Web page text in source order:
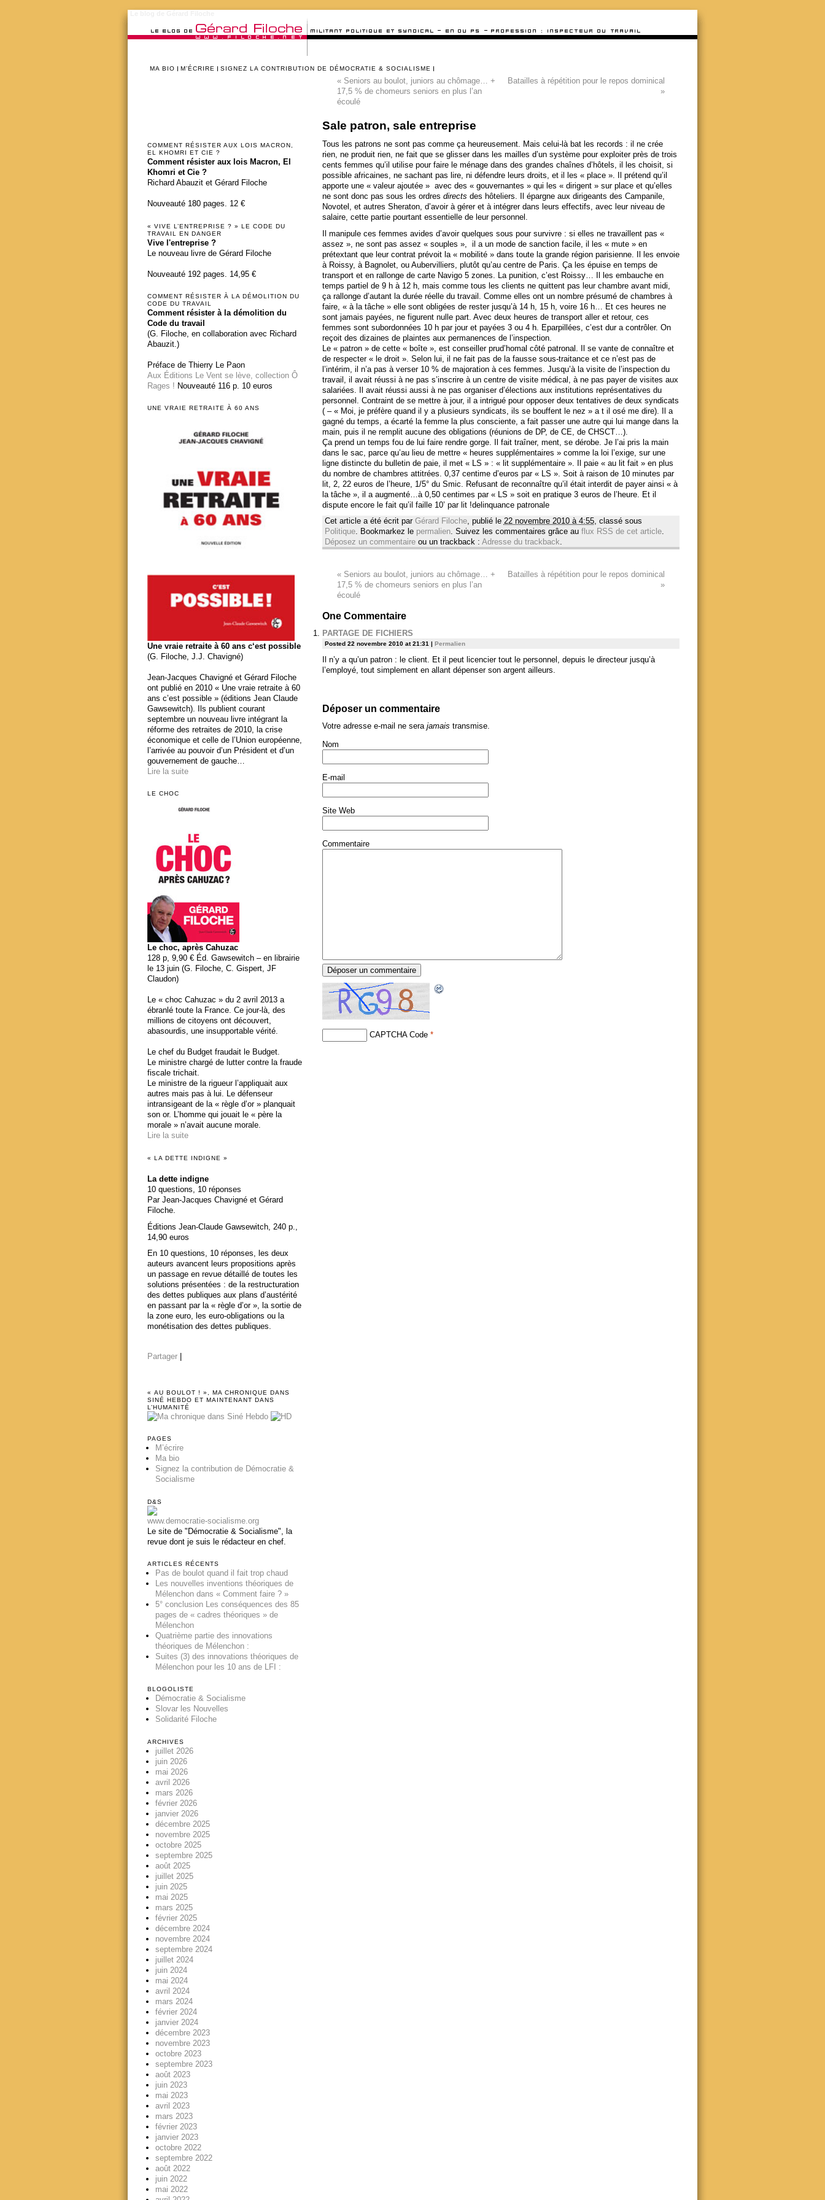
MA BIO M’ÉCRIRE SIGNEZ LA CONTRIBUTION DE DÉMOCRATIE & SOCIALISME
«Seniors au boulot, juniors au chômage… +
17,5 % de chomeurs seniors en plus l’an
écoulé
Batailles à répétition pour le repos dominical
»
Sale patron, sale entreprise
Tous les patrons ne sont pas comme ça heureusement. Mais celui-là bat les records : il ne crée
rien, ne produit rien, ne fait que se glisser dans les mailles d’un système pour exploiter près de trois
cents femmes qu’il utilise pour faire le ménage dans des grandes chaînes d’hôtels, il les choisit, si
possible africaines, ne sachant pas lire, ni défendre leurs droits, et il les « place ». Il prétend qu’il
apporte une « valeur ajoutée » avec des « gouvernantes » qui les « dirigent » sur place et qu’elles
ne sont donc pas sous les ordres directs des hôteliers. Il épargne aux dirigeants des Campanile,
Novotel, et autres Sheraton, d’avoir à gérer et à intégrer dans leurs effectifs, avec leur niveau de
salaire, cette partie pourtant essentielle de leur personnel.
Il manipule ces femmes avides d’avoir quelques sous pour survivre : si elles ne travaillent pas «
assez », ne sont pas assez « souples », il a un mode de sanction facile, il les « mute » en
prétextant que leur contrat prévoit la « mobilité » dans toute la grande région parisienne. Il les envoie
à Roissy, à Bagnolet, ou Aubervilliers, plutôt qu’au centre de Paris. Ça les épuise en temps de
transport et en rallonge de carte Navigo 5 zones. La punition, c’est Roissy… Il les embauche en
temps partiel de 9 h à 12 h, mais comme tous les clients ne quittent pas leur chambre avant midi,
ça rallonge d’autant la durée réelle du travail. Comme elles ont un nombre présumé de chambres à
faire, « à la tâche » elle sont obligées de rester jusqu’à 14 h, 15 h, voire 16 h… Et ces heures ne
sont jamais payées, ne figurent nulle part. Avec deux heures de transport aller et retour, ces
femmes sont subordonnées 10 h par jour et payées 3 ou 4 h. Eparpillées, c’est dur a contrôler. On
reçoit des dizaines de plaintes aux permanences de l’inspection.
Le « patron » de cette « boîte », est conseiller prud’homal côté patronal. Il se vante de connaître et
de respecter « le droit ». Selon lui, il ne fait pas de la fausse sous-traitance et ce n’est pas de
l’intérim, il n’a pas à verser 10 % de majoration à ces femmes. Jusqu’à la visite de l’inspection du
travail, il avait réussi à ne pas s’inscrire à un centre de visite médical, à ne pas payer de visites aux
salariées. Il avait réussi aussi à ne pas organiser d’élections aux institutions représentatives du
personnel. Contraint de se mettre à jour, il a intrigué pour opposer deux tentatives de deux syndicats
( – « Moi, je préfère quand il y a plusieurs syndicats, ils se bouffent le nez » a t il osé me dire). Il a
gagné du temps, a écarté la femme la plus consciente, a fait passer une autre qui lui mange dans la
main, puis il ne remplit aucune des obligations (réunions de DP, de CE, de CHSCT…).
Ça prend un temps fou de lui faire rendre gorge. Il fait traîner, ment, se dérobe. Je l’ai pris la main
dans le sac, parce qu’au lieu de mettre « heures supplémentaires » comme la loi l’exige, sur une
ligne distincte du bulletin de paie, il met « LS » : « lit supplémentaire ». Il paie « au lit fait » en plus
du nombre de chambres attitrées. 0,37 centime d’euros par « LS ». Soit à raison de 10 minutes par
lit, 2, 22 euros de l’heure, 1/5° du Smic. Refusant de reconnaître qu’il était interdit de payer ainsi « à
la tâche », il a augmenté…à 0,50 centimes par « LS » soit en pratique 3 euros de l’heure. Et il
dispute encore le fait qu’il faille 10’ par lit !delinquance patronale
Cet article a été écrit par Gérard Filoche, publié le 22 novembre 2010 à 4:55, classé sous
Politique. Bookmarkez le permalien. Suivez les commentaires grâce au flux RSS de cet article.
Déposez un commentaireou un trackback : Adresse du trackback.
«Seniors au boulot, juniors au chômage… +
17,5 % de chomeurs seniors en plus l’an
écoulé
Batailles à répétition pour le repos dominical
»
OneCommentaire
PARTAGE DE FICHIERS
Posted 22 novembre 2010 at 21:31 | Permalien
Il n’y a qu’un patron : le client. Et il peut licencier tout le personnel, depuis le directeur jusqu’à
l’employé, tout simplement en allant dépenser son argent ailleurs.
Déposer un commentaire
Votre adresse e-mail ne sera jamais transmise.
Nom
E-mail
Site Web
Commentaire
CAPTCHA Code*
COMMENT RÉSISTER AUX LOIS MACRON,
EL KHOMRI ET CIE ?
Comment résister aux lois Macron, El
Khomri et Cie ?
Richard Abauzit et Gérard Filoche
Nouveauté 180 pages. 12 €
« VIVE L’ENTREPRISE ? » LE CODE DU
TRAVAIL EN DANGER
Vive l'entreprise ?
Le nouveau livre de Gérard Filoche
Nouveauté 192 pages. 14,95 €
COMMENT RÉSISTER À LA DÉMOLITION DU
CODE DU TRAVAIL
Comment résister à la démolition du
Code du travail
(G. Filoche, en collaboration avec Richard
Abauzit.)
Préface de Thierry Le Paon
Aux Éditions Le Vent se lève, collection Ô
Rages ! Nouveauté 116 p. 10 euros
UNE VRAIE RETRAITE À 60 ANS
Une vraie retraite à 60 ans c‘est possible
(G. Filoche, J.J. Chavigné)
Jean-Jacques Chavigné et Gérard Filoche
ont publié en 2010 « Une vraie retraite à 60
ans c’est possible » (éditions Jean Claude
Gawsewitch). Ils publient courant
septembre un nouveau livre intégrant la
réforme des retraites de 2010, la crise
économique et celle de l’Union européenne,
l’arrivée au pouvoir d’un Président et d’un
gouvernement de gauche…
Lire la suite
LE CHOC
Le choc, après Cahuzac
128 p, 9,90 € Éd. Gawsewitch – en librairie
le 13 juin (G. Filoche, C. Gispert, JF
Claudon)
Le « choc Cahuzac » du 2 avril 2013 a
ébranlé toute la France. Ce jour-là, des
millions de citoyens ont découvert,
abasourdis, une insupportable vérité.
Le chef du Budget fraudait le Budget.
Le ministre chargé de lutter contre la fraude
fiscale trichait.
Le ministre de la rigueur l’appliquait aux
autres mais pas à lui. Le défenseur
intransigeant de la « règle d’or » planquait
son or. L’homme qui jouait le « père la
morale » n’avait aucune morale.
Lire la suite
« LA DETTE INDIGNE »
La dette indigne
10 questions, 10 réponses
Par Jean-Jacques Chavigné et Gérard
Filoche.
Éditions Jean-Claude Gawsewitch, 240 p.,
14,90 euros
En 10 questions, 10 réponses, les deux
auteurs avancent leurs propositions après
un passage en revue détaillé de toutes les
solutions présentées : de la restructuration
des dettes publiques aux plans d’austérité
en passant par la « règle d’or », la sortie de
la zone euro, les euro-obligations ou la
monétisation des dettes publiques.
Partager
« AU BOULOT ! », MA CHRONIQUE DANS
SINÉ HEBDO ET MAINTENANT DANS
L’HUMANITÉ
PAGES
M’écrire
Ma bio
Signez la contribution de Démocratie &
Socialisme
D&S
www.democratie-socialisme.org
Le site de "Démocratie & Socialisme", la
revue dont je suis le rédacteur en chef.
ARTICLES RÉCENTS
Pas de boulot quand il fait trop chaud
Les nouvelles inventions théoriques de
Mélenchon dans « Comment faire ? »
5° conclusion Les conséquences des 85
pages de « cadres théoriques » de
Mélenchon
Quatrième partie des innovations
théoriques de Mélenchon :
Suites (3) des innovations théoriques de
Mélenchon pour les 10 ans de LFI :
BLOGOLISTE
Démocratie & Socialisme
Slovar les Nouvelles
Solidarité Filoche
ARCHIVES
juillet 2026
juin 2026
mai 2026
avril 2026
mars 2026
février 2026
janvier 2026
décembre 2025
novembre 2025
octobre 2025
septembre 2025
août 2025
juillet 2025
juin 2025
mai 2025
mars 2025
février 2025
décembre 2024
novembre 2024
septembre 2024
juillet 2024
juin 2024
mai 2024
avril 2024
mars 2024
février 2024
janvier 2024
décembre 2023
novembre 2023
octobre 2023
septembre 2023
août 2023
juin 2023
mai 2023
avril 2023
mars 2023
février 2023
janvier 2023
octobre 2022
septembre 2022
août 2022
juin 2022
mai 2022